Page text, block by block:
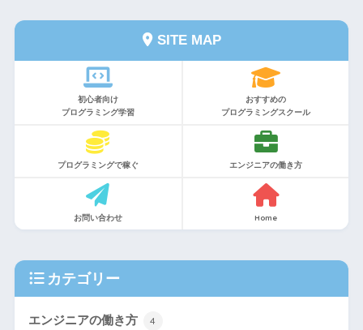
SITE MAP
初心者向け
プログラミング学習
おすすめの
プログラミングスクール
プログラミングで稼ぐ エンジニアの働き方
お問い合わせ Home
カテゴリー
エンジニアの働き方 4